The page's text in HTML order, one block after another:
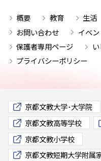
概要 教育 生活
お問い合わせ
イベ
保護者専用ページ
プライバシーポリシー
京都文教大学･大学院
京都文教高等学校
京都文教小学校
京都文教短期大学附属